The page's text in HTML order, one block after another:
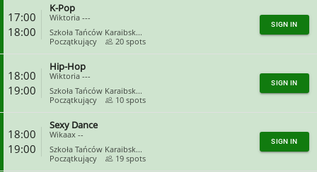
17:00
18:00
K-Pop
Wiktoria ---
Szkoła Tańców Karaibsk...
Początkujący
20 spots
SIGN IN
18:00
19:00
Hip-Hop
Wiktoria ---
Szkoła Tańców Karaibsk...
Początkujący
10 spots
SIGN IN
18:00
19:00
Sexy Dance
Wikaax --
Szkoła Tańców Karaibsk...
Początkujący
19 spots
SIGN IN